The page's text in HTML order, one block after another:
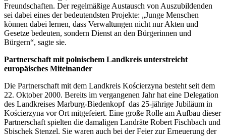
Freundschaften. Der regelmäßige Austausch von Auszubildenden
sei dabei eines der bedeutendsten Projekte: „Junge Menschen
können dabei lernen, dass Verwaltungen nicht nur Akten und
Gesetze bedeuten, sondern Dienst an den Bürgerinnen und
Bürgern“, sagte sie.
Partnerschaft mit polnischem Landkreis unterstreicht
europäisches Miteinander
Die Partnerschaft mit dem Landkreis Kościerzyna besteht seit dem
22. Oktober 2000. Bereits im vergangenen Jahr hat eine Delegation
des Landkreises Marburg-Biedenkopf das 25-jährige Jubiläum in
Kościerzyna vor Ort mitgefeiert. Eine große Rolle am Aufbau dieser
Partnerschaft spielten die damaligen Landräte Robert Fischbach und
Sbischek Stenzel. Sie waren auch bei der Feier zur Erneuerung der